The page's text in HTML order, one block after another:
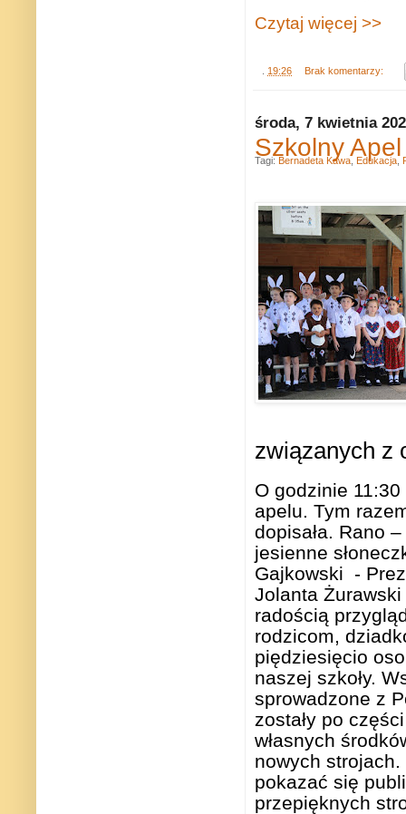
Czytaj więcej >>
19:26 Brak komentarzy:
środa, 7 kwietnia
Szkolny
związanych z
O godzinie
apelu. Tym
dopisała. Rano
jesienne
Gajkowski -
Jolanta Żurawski
radością
rodzicom,
piędziesięcio
naszej szkoły.
sprowadzone z
zostały po
własnych
nowych
pokazać się
przepięknych
Tagi: Bernadeta Kawa Edukacja